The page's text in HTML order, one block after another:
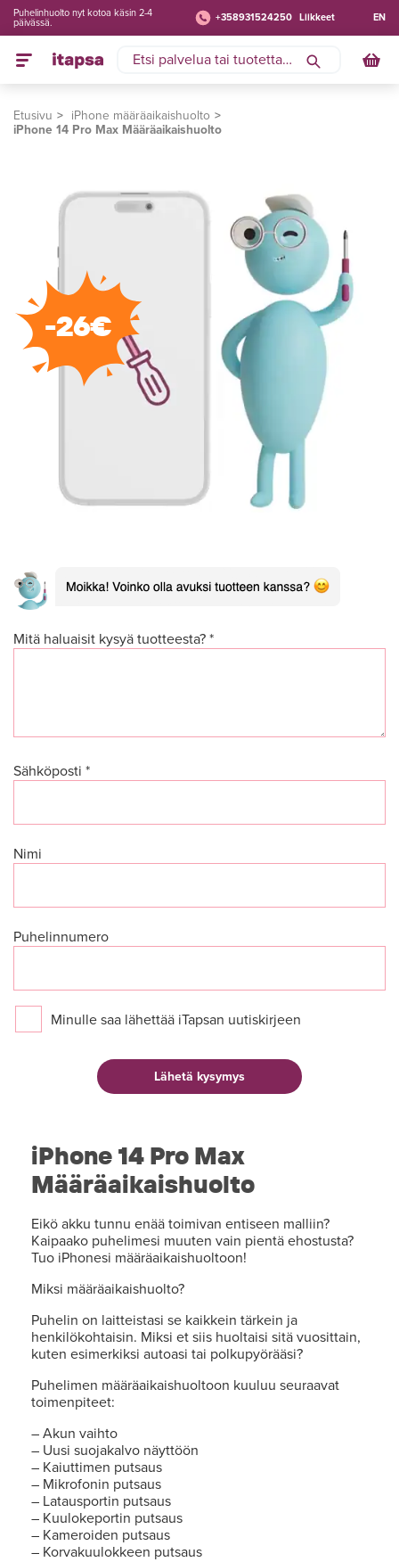
+358931524250 Liikkeet
Puhelinhuolto nyt kotoa käsin 2-4
päivässä.
EN
Etusivu
iPhone määräaikaishuolto
iPhone 14 Pro Max Määräaikaishuolto
-26€
Mitä haluaisit kysyä tuotteesta? *
Sähköposti *
Nimi
Puhelinnumero
Minulle saa lähettää iTapsan uutiskirjeen
iPhone 14 Pro Max
Määräaikaishuolto
Eikö akku tunnu enää toimivan entiseen malliin?
Kaipaako puhelimesi muuten vain pientä ehostusta?
Tuo iPhonesi määräaikaishuoltoon!
Miksi määräaikaishuolto?
Puhelin on laitteistasi se kaikkein tärkein ja
henkilökohtaisin. Miksi et siis huoltaisi sitä vuosittain,
kuten esimerkiksi autoasi tai polkupyörääsi?
Puhelimen määräaikaishuoltoon kuuluu seuraavat
toimenpiteet:
– Akun vaihto
– Uusi suojakalvo näyttöön
– Kaiuttimen putsaus
– Mikrofonin putsaus
– Latausportin putsaus
– Kuulokeportin putsaus
– Kameroiden putsaus
– Korvakuulokkeen putsaus